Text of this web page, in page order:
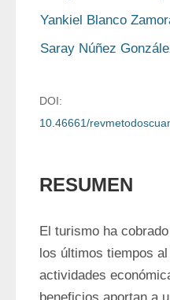
Yankiel Blanco
Saray Núñez
DOI:
10.46661/
RESUMEN
El turismo ha
los últimos tiempos
actividades